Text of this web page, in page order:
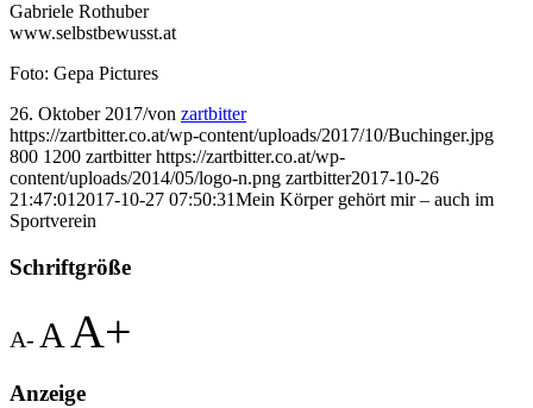
Gabriele Rothuber
www.selbstbewusst.at
Foto: Gepa Pictures
26. Oktober 2017/von zartbitter
https://zartbitter.co.at/wp-content/uploads/2017/10/Buchinger.jpg
800 1200 zartbitter https://zartbitter.co.at/wp-
content/uploads/2014/05/logo-n.png zartbitter2017-10-26
21:47:01 2017-10-27 07:50:31Mein Körper gehört mir – auch im
Sportverein
Schriftgröße
A- A A+
Anzeige